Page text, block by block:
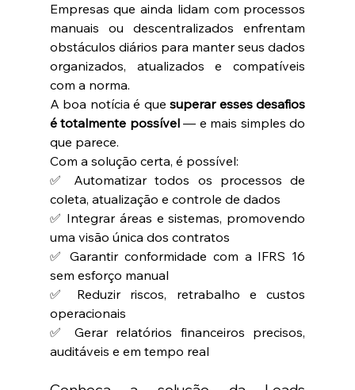
Empresas que ainda lidam com processos
manuais ou descentralizados enfrentam
obstáculos diários para manter seus dados
organizados, atualizados e compatíveis
com a norma.
A boa notícia é que superar esses desafios
é totalmente possível — e mais simples do
que parece.
Com a solução certa, é possível:
✅ Automatizar todos os processos de
coleta, atualização e controle de dados
✅ Integrar áreas e sistemas, promovendo
uma visão única dos contratos
✅ Garantir conformidade com a IFRS 16
sem esforço manual
✅ Reduzir riscos, retrabalho e custos
operacionais
✅ Gerar relatórios financeiros precisos,
auditáveis e em tempo real